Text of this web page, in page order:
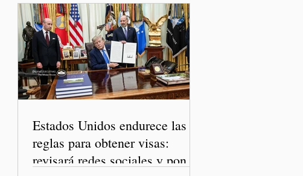
Estados Unidos endurece las
reglas para obtener visas:
revisará redes sociales y pone